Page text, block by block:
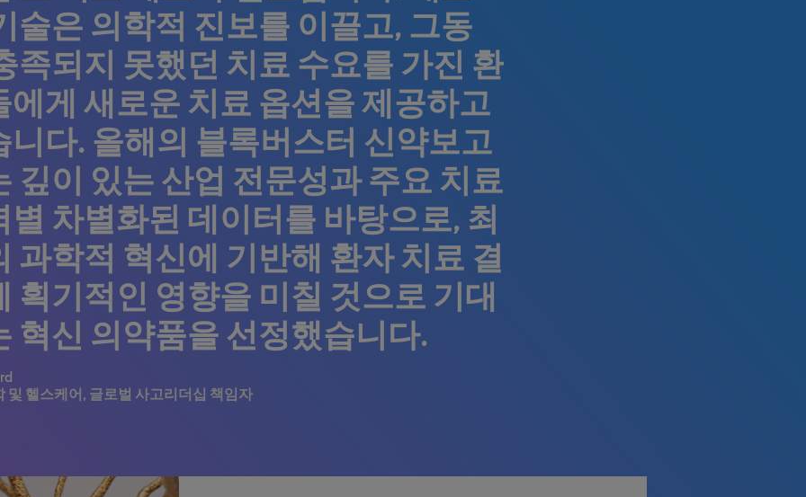
술은 의학적 진보를 이끌고, 그동
족되지 못했던 치료 수요를 가진 환
에게 새로운 치료 옵션을 제공하고
니다. 올해의 블록버스터 신약보고
깊이 있는 산업 전문성과 주요 치료
별 차별화된 데이터를 바탕으로, 최
과학적 혁신에 기반해 환자 치료 결
획기적인 영향을 미칠 것으로 기대
혁신 의약품을 선정했습니다.
및 헬스케어, 글로벌 사고리더십 책임자